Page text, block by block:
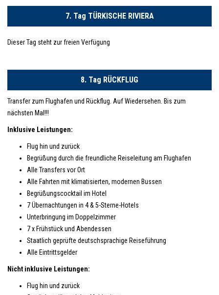
7. Tag TÜRKISCHE RIVIERA
Dieser Tag steht zur freien Verfügung
8. Tag RÜCKFLUG
Transfer zum Flughafen und Rückflug. Auf Wiedersehen. Bis zum
nächsten Mal!!!
Inklusive Leistungen:
Flug hin und zurück
Begrüßung durch die freundliche Reiseleitung am Flughafen
Alle Transfers vor Ort
Alle Fahrten mit klimatisierten, modernen Bussen
Begrüßungscocktail im Hotel
7 Übernachtungen in 4 & 5-Sterne-Hotels
Unterbringung im Doppelzimmer
7 x Frühstück und Abendessen
Staatlich geprüfte deutschsprachige Reiseführung
Alle Eintrittsgelder
Nicht inklusive Leistungen:
Flug hin und zurück